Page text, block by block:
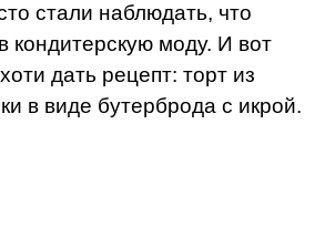
стали наблюдать, что
кондитерскую моду. И вот
дать рецепт: торт из
в виде бутерброда с икрой.